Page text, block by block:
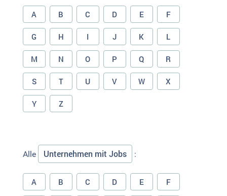
A B C D E F
G H I J K L
M N O P Q R
S T U V W X
Y Z
Alle Unternehmen mit Jobs :
A B C D E F